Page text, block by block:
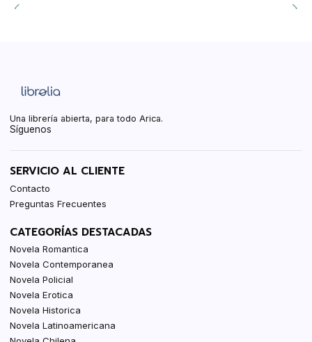
Una librería abierta, para todo Arica.
Síguenos
SERVICIO AL CLIENTE
Contacto
Preguntas Frecuentes
CATEGORÍAS DESTACADAS
Novela Romantica
Novela Contemporanea
Novela Policial
Novela Erotica
Novela Historica
Novela Latinoamericana